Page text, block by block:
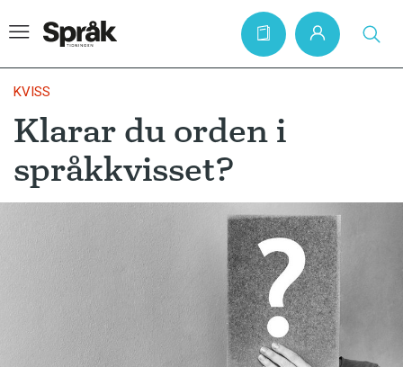
Hem
Artiklar
Krönikor
Skrivtips
Bokrecensioner
Kviss
KVISS
Klarar du orden i
språkkvisset?